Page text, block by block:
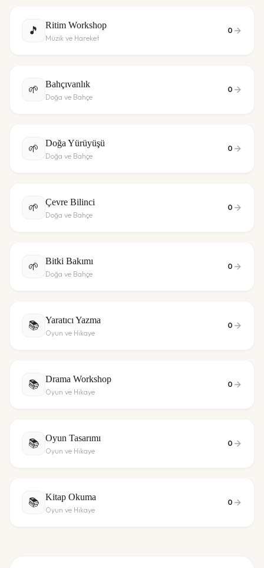
🎵 Ritim Workshop
Müzik ve Hareket
0
🌱 Bahçıvanlık
Doğa ve Bahçe
0
🌱 Doğa Yürüyüşü
Doğa ve Bahçe
0
🌱 Çevre Bilinci
Doğa ve Bahçe
0
🌱 Bitki Bakımı
Doğa ve Bahçe
0
📚 Yaratıcı Yazma
Oyun ve Hikaye
0
📚 Drama Workshop
Oyun ve Hikaye
0
📚 Oyun Tasarımı
Oyun ve Hikaye
0
📚 Kitap Okuma
Oyun ve Hikaye
0